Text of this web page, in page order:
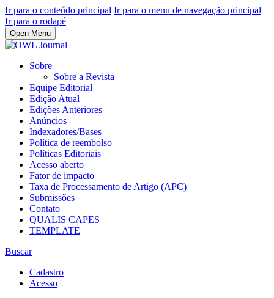
Ir para o conteúdo principal Ir para o menu de navegação principal
Ir para o rodapé
Open Menu
Sobre
Sobre a Revista
Equipe Editorial
Edição Atual
Edições Anteriores
Anúncios
Indexadores/Bases
Política de reembolso
Políticas Editoriais
Acesso aberto
Fator de impacto
Taxa de Processamento de Artigo (APC)
Submissões
Contato
QUALIS CAPES
TEMPLATE
Buscar
Cadastro
Acesso